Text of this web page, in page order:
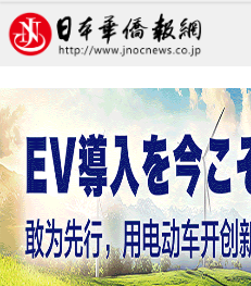
日本前首相鸠山由纪夫作序
日语版《世界需要中国